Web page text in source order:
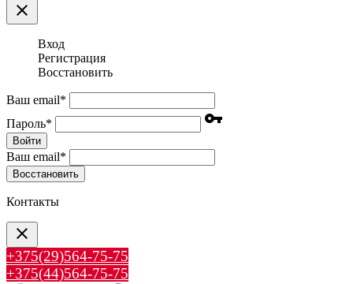
clear
Вход
Регистрация
Восстановить
Ваш email*
Пароль* vpn_key
Войти
Ваш email*
Воcстановить
Контакты
clear
+375(29)564-75-75
+375(44)564-75-75